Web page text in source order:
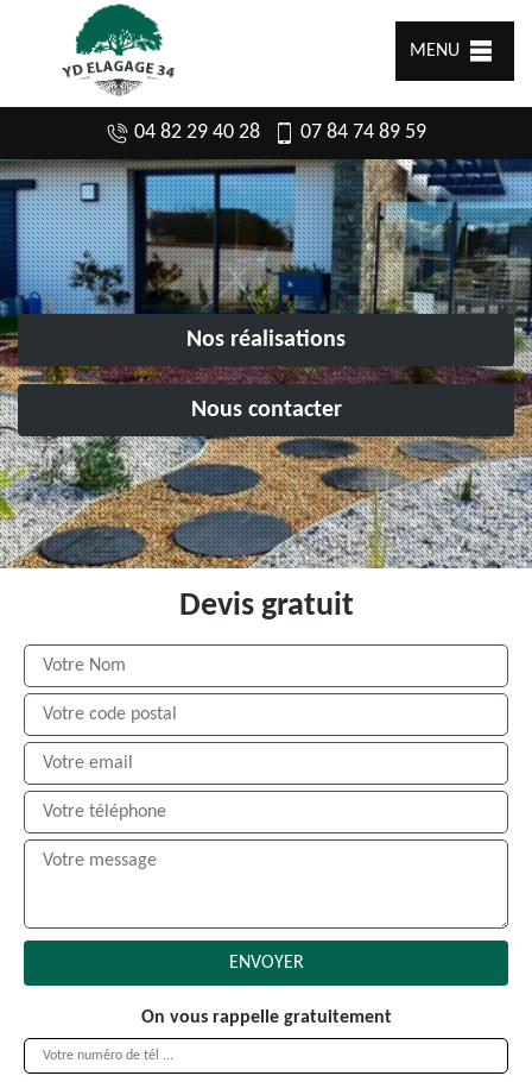
MENU
04 82 29 40 28 07 84 74 89 59
Nos réalisations
Nous contacter
Devis gratuit
On vous rappelle gratuitement